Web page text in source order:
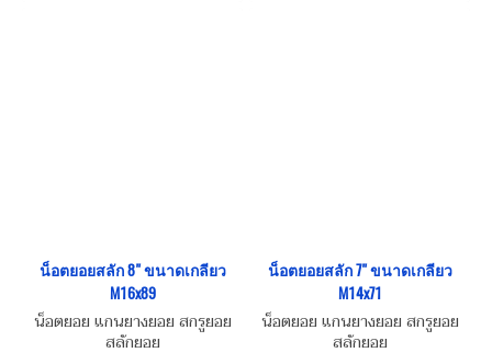
น็อตยอยสลัก 8" ขนาดเกลียว
M16x89
น็อตยอย แกนยางยอย สกรูยอย
สลักยอย
น็อตยอยสลัก 7" ขนาดเกลียว
M14x71
น็อตยอย แกนยางยอย สกรูยอย
สลักยอย